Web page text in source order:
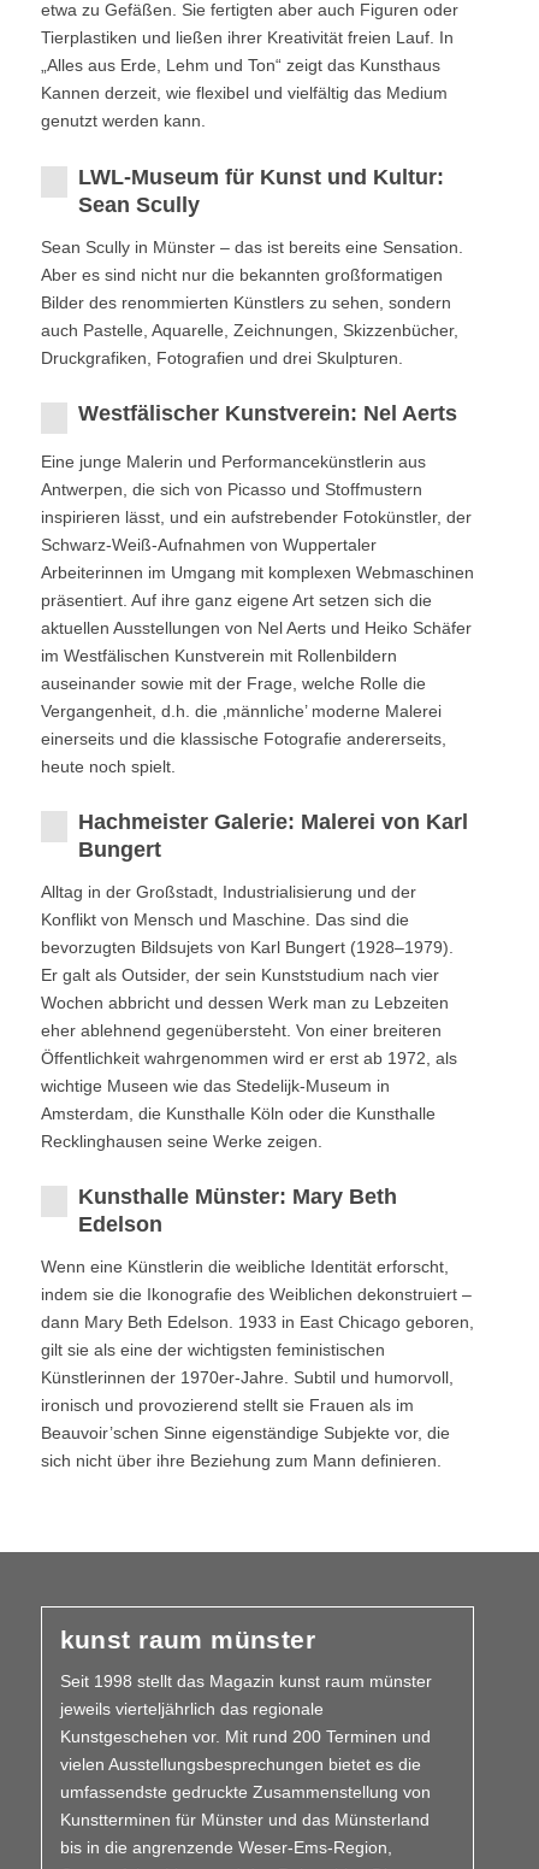
etwa zu Gefäßen. Sie fertigten aber auch Figuren oder
Tierplastiken und ließen ihrer Kreativität freien Lauf. In
„Alles aus Erde, Lehm und Ton“ zeigt das Kunsthaus
Kannen derzeit, wie flexibel und vielfältig das Medium
genutzt werden kann.
LWL-Museum für Kunst und Kultur:
Sean Scully
Sean Scully in Münster – das ist bereits eine Sensation.
Aber es sind nicht nur die bekannten großformatigen
Bilder des renommierten Künstlers zu sehen, sondern
auch Pastelle, Aquarelle, Zeichnungen, Skizzenbücher,
Druckgrafiken, Fotografien und drei Skulpturen.
Westfälischer Kunstverein: Nel Aerts
Eine junge Malerin und Performancekünstlerin aus
Antwerpen, die sich von Picasso und Stoffmustern
inspirieren lässt, und ein aufstrebender Fotokünstler, der
Schwarz-Weiß-Aufnahmen von Wuppertaler
Arbeiterinnen im Umgang mit komplexen Webmaschinen
präsentiert. Auf ihre ganz eigene Art setzen sich die
aktuellen Ausstellungen von Nel Aerts und Heiko Schäfer
im Westfälischen Kunstverein mit Rollenbildern
auseinander sowie mit der Frage, welche Rolle die
Vergangenheit, d.h. die ‚männliche’ moderne Malerei
einerseits und die klassische Fotografie andererseits,
heute noch spielt.
Hachmeister Galerie: Malerei von Karl
Bungert
Alltag in der Großstadt, Industrialisierung und der
Konflikt von Mensch und Maschine. Das sind die
bevorzugten Bildsujets von Karl Bungert (1928–1979).
Er galt als Outsider, der sein Kunststudium nach vier
Wochen abbricht und dessen Werk man zu Lebzeiten
eher ablehnend gegenübersteht. Von einer breiteren
Öffentlichkeit wahrgenommen wird er erst ab 1972, als
wichtige Museen wie das Stedelijk-Museum in
Amsterdam, die Kunsthalle Köln oder die Kunsthalle
Recklinghausen seine Werke zeigen.
Kunsthalle Münster: Mary Beth
Edelson
Wenn eine Künstlerin die weibliche Identität erforscht,
indem sie die Ikonografie des Weiblichen dekonstruiert –
dann Mary Beth Edelson. 1933 in East Chicago geboren,
gilt sie als eine der wichtigsten feministischen
Künstlerinnen der 1970er-Jahre. Subtil und humorvoll,
ironisch und provozierend stellt sie Frauen als im
Beauvoir’schen Sinne eigenständige Subjekte vor, die
sich nicht über ihre Beziehung zum Mann definieren.
kunst raum münster
Seit 1998 stellt das Magazin kunst raum münster
jeweils vierteljährlich das regionale
Kunstgeschehen vor. Mit rund 200 Terminen und
vielen Aus­­stellungs­besprechungen bietet es die
umfassendste gedruckte Zusammen­stellung von
Kunstterminen für Münster und das Münsterland
bis in die angrenzende Weser-Ems-Region,